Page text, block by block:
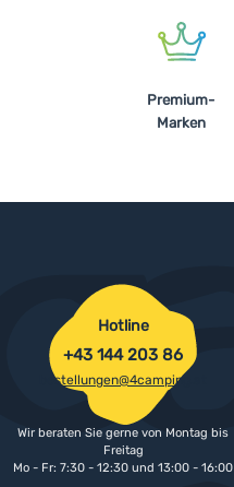
Premium-
Marken
Hotline
+43 144 203 86
bestellungen@4camping.at
Wir beraten Sie gerne von Montag bis
Freitag
Mo - Fr: 7:30 - 12:30 und 13:00 - 16:00